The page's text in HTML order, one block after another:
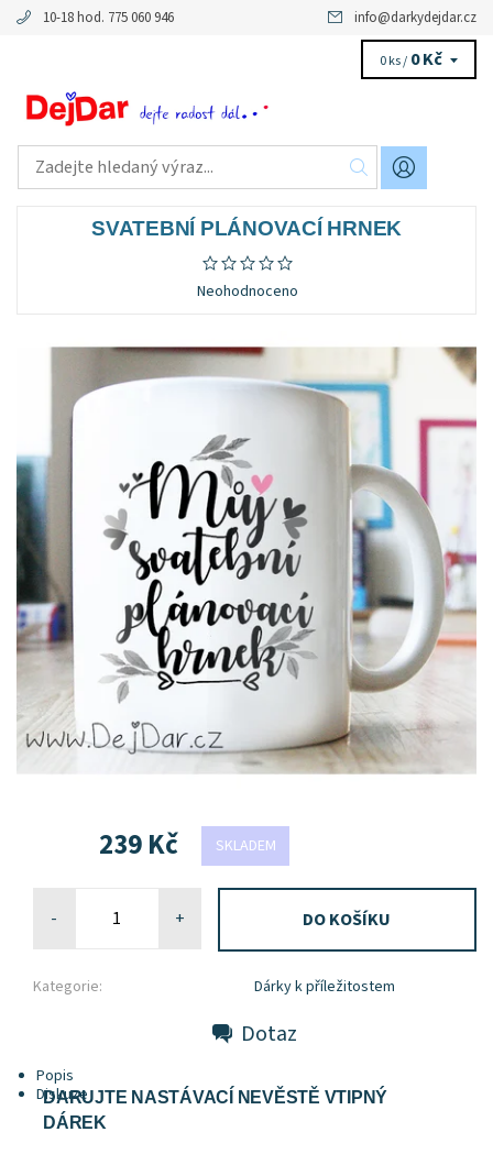
10-18 hod. 775 060 946 info@darkydejdar.cz
0 ks / 0 Kč
SVATEBNÍ PLÁNOVACÍ HRNEK
Neohodnoceno
SKLADEM
239 Kč
- +
Kategorie: Dárky k příležitostem
Dotaz
Popis
Diskuze
DARUJTE NASTÁVACÍ NEVĚSTĚ VTIPNÝ
DÁREK